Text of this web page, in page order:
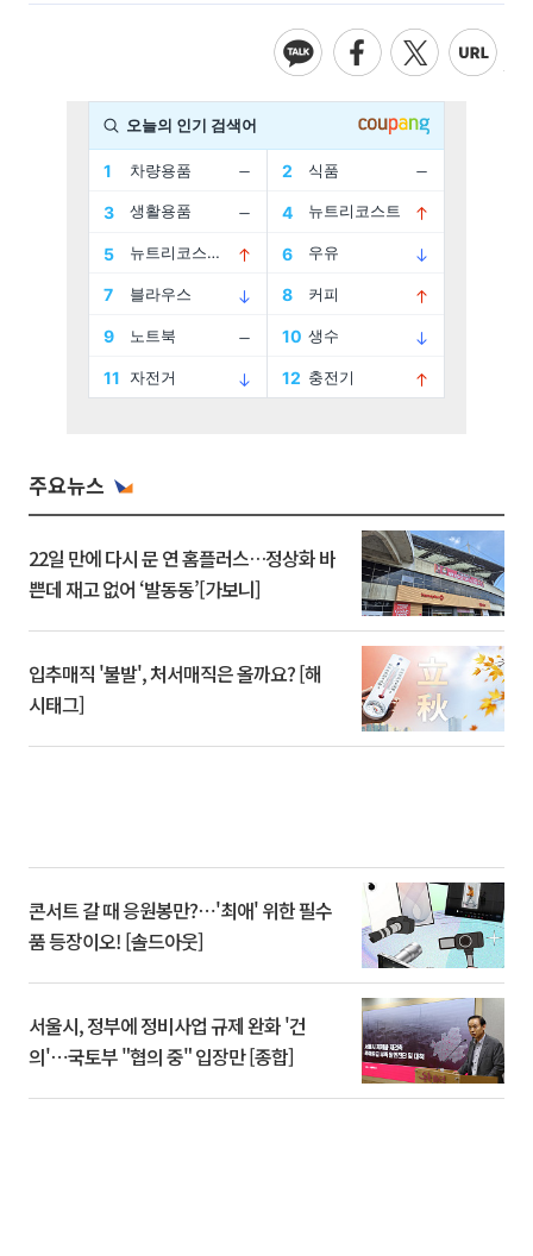
주요뉴스
22일 만에 다시 문 연 홈플러스…정상화 바
쁜데 재고 없어 ‘발동동’[가보니]
입추매직 '불발', 처서매직은 올까요? [해
시태그]
콘서트 갈 때 응원봉만?⋯'최애' 위한 필수
품 등장이오! [솔드아웃]
서울시, 정부에 정비사업 규제 완화 '건
의'⋯국토부 "협의 중" 입장만 [종합]